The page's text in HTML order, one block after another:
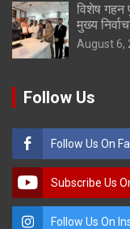
विशेष गहन
मुख्य
August 6,
Follow Us
Follow Us On
Subscribe Us
Follow Us On